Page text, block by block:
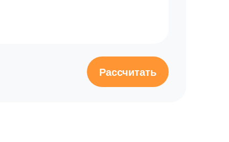
Рассчитать